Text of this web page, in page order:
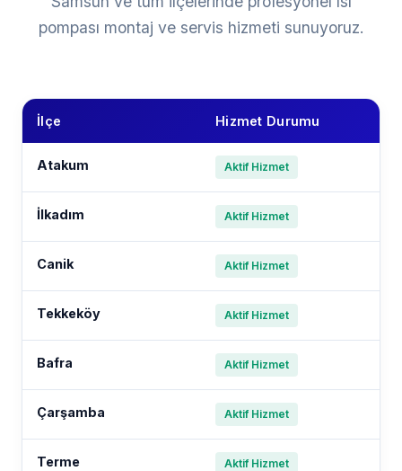
pompası montaj ve servis hizmeti sunuyoruz.
İlçe Hizmet Durumu
Atakum Aktif Hizmet
İlkadım Aktif Hizmet
Canik Aktif Hizmet
Tekkeköy Aktif Hizmet
Bafra Aktif Hizmet
Çarşamba Aktif Hizmet
Terme Aktif Hizmet